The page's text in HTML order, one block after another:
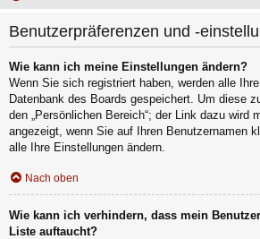
Benutzerpräferenzen und -
Wie kann ich meine Einstellungen ändern?
Wenn Sie sich registriert haben, werden alle
Datenbank des Boards gespeichert. Um diese
den „Persönlichen Bereich“; der Link dazu wird
angezeigt, wenn Sie auf Ihren Benutzernamen
alle Ihre Einstellungen ändern.
Nach oben
Wie kann ich verhindern, dass mein
Liste auftaucht?